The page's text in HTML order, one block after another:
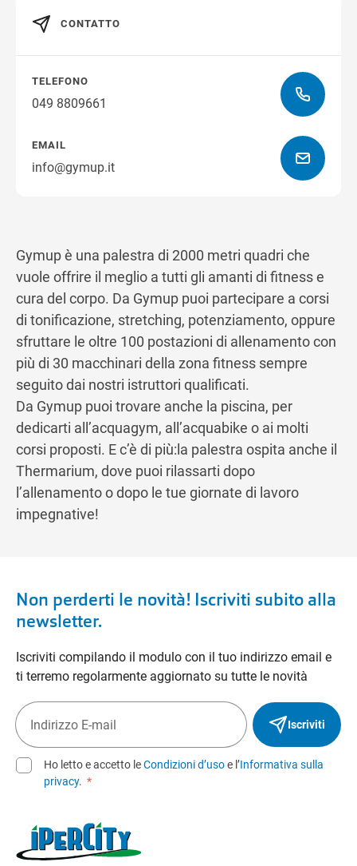
Gymup è una palestra di 2000 metri quadri che
vuole offrire il meglio a tutti gli amanti di fitness e
cura del corpo. Da Gymup puoi partecipare a corsi
di tonificazione, stretching, potenziamento, oppure
sfruttare le oltre 100 postazioni di allenamento con
più di 30 macchinari della zona fitness sempre
seguito dai nostri istruttori qualificati.
Da Gymup puoi trovare anche la piscina, per
dedicarti all’acquagym, all’acquabike o ai molti
corsi proposti. E c’è di più:la palestra ospita anche il
Thermarium, dove puoi rilassarti dopo
l’allenamento o dopo le tue giornate di lavoro
impegnative!
CONTATTO
TELEFONO
049 8809661
EMAIL
info@gymup.it
Non perderti le novità! Iscriviti subito alla
newsletter.
Iscriviti compilando il modulo con il tuo indirizzo email e
ti terremo regolarmente aggiornato su tutte le novità
Iscriviti
Ho letto e accetto leCondizioni d’usoe l’Informativa sulla
privacy. *